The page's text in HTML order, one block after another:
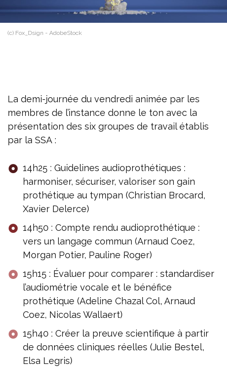
(c) Fox_Dsign - AdobeStock
La demi-journée du vendredi animée par les
membres de l’instance donne le ton avec la
présentation des six groupes de travail établis
par la SSA :
14h25 : Guidelines audioprothétiques :
harmoniser, sécuriser, valoriser son gain
prothétique au tympan (Christian Brocard,
Xavier Delerce)
14h50 : Compte rendu audioprothétique :
vers un langage commun (Arnaud Coez,
Morgan Potier, Pauline Roger)
15h15 : Évaluer pour comparer : standardiser
l’audiométrie vocale et le bénéfice
prothétique (Adeline Chazal Col, Arnaud
Coez, Nicolas Wallaert)
15h40 : Créer la preuve scientifique à partir
de données cliniques réelles (Julie Bestel,
Elsa Legris)